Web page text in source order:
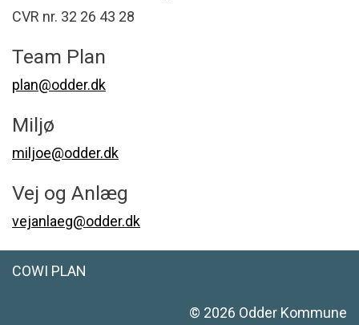
CVR nr. 32 26 43 28
Team Plan
plan@odder.dk
Miljø
miljoe@odder.dk
Vej og Anlæg
vejanlaeg@odder.dk
COWI PLAN
© 2026 Odder Kommune